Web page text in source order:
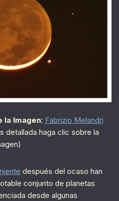
la Imagen: Fabrizio Melandri
detallada haga clic sobre la
después del ocaso han
conjunto de planetas
desde algunas